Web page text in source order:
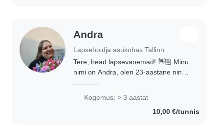
Andra
Lapsehoidja asukohas Tallinn
Tere, head lapsevanemad! 👋🏼 Minu
nimi on Andra, olen 23-aastane ning
töökogemus lastega töötamisel.
Kogemus: > 3 aastat
10,00 €/tunnis